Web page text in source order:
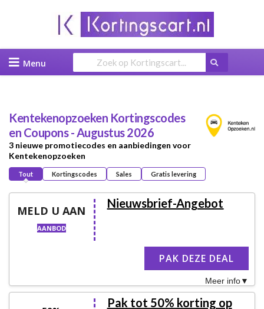
to
content
Kentekenopzoeken Kortingscodes
en Coupons - Augustus 2026
3 nieuwe promotiecodes en aanbiedingen voor
Kentekenopzoeken
Tout Kortingscodes Sales Gratis levering
MELD U AAN
AANBOD
Nieuwsbrief-Angebot
PAK DEZE DEAL
Meer info
Pak tot 50% korting op